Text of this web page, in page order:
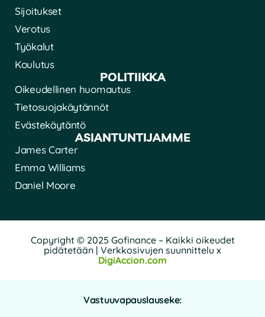
Sijoitukset
Verotus
Työkalut
Koulutus
POLITIIKKA
Oikeudellinen huomautus
Tietosuojakäytännöt
Evästekäytäntö
ASIANTUNTIJAMME
James Carter
Emma Williams
Daniel Moore
Copyright © 2025 Gofinance – Kaikki oikeudet
pidätetään | Verkkosivujen suunnittelu x
DigiAccion.com
Vastuuvapauslauseke: